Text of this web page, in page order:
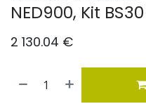
NED900, Kit
2 130.04 €